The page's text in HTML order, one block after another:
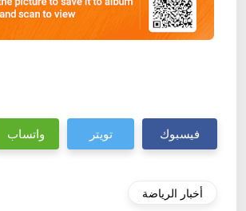
فيسبوك تويتر واتساب
أخبار الرياضة